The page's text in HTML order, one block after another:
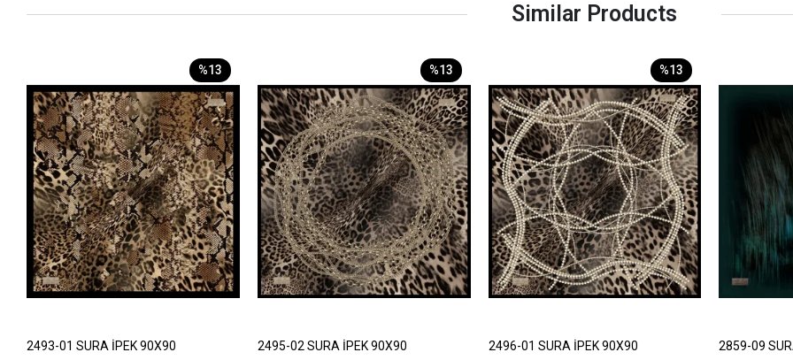
Similar Products
%13
2493-01 SURA İPEK 90X90
%13
2495-02 SURA İPEK 90X90
%13
2496-01 SURA İPEK 90X90 2859-09